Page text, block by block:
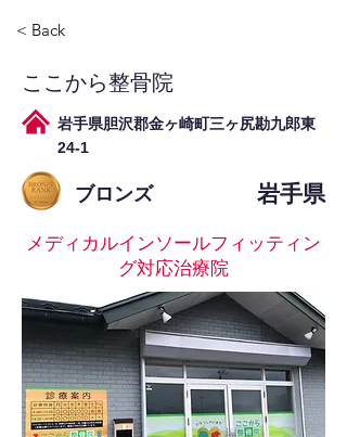
< Back
ここから整骨院
岩手県胆沢郡金ヶ崎町三ヶ尻勘九郎東
24-1
ブロンズ 岩手県
メディカルインソールフィッティン
グ対応治療院